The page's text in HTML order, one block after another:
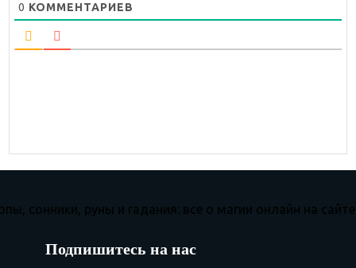
0 КОММЕНТАРИЕВ
Подпишитесь на нас